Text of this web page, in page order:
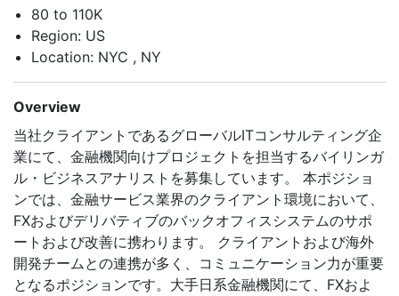
80 to 110K
Region: US
Location: NYC , NY
Overview
当社クライアントであるグローバルITコンサルティング企
業にて、金融機関向けプロジェクトを担当するバイリンガ
ル・ビジネスアナリストを募集しています。 本ポジショ
ンでは、金融サービス業界のクライアント環境において、
FXおよびデリバティブのバックオフィスシステムのサポ
ートおよび改善に携わります。 クライアントおよび海外
開発チームとの連携が多く、コミュニケーション力が重要
となるポジションです。大手日系金融機関にて、FXおよ